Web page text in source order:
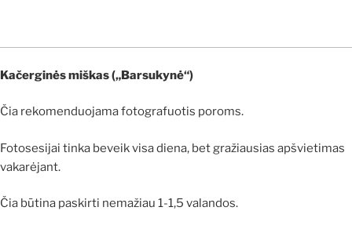
Kačerginės miškas („Barsukynė“)
Čia rekomenduojama fotografuotis poroms.
Fotosesijai tinka beveik visa diena, bet gražiausias apšvietimas
vakarėjant.
Čia būtina paskirti nemažiau 1-1,5 valandos.